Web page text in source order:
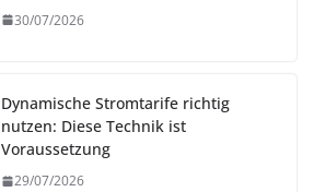
30/07/2026
Dynamische Stromtarife richtig
nutzen: Diese Technik ist
Voraussetzung
29/07/2026